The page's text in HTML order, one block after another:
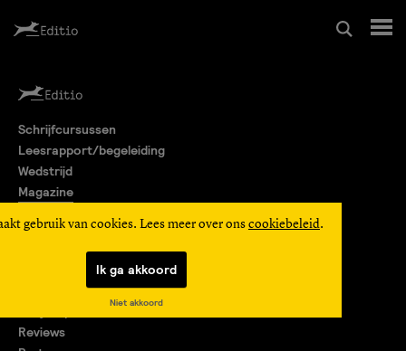
Leesrapport/begeleiding
Wedstrijd
Editio Producties
gebruik van cookies. Lees meer over ons cookiebeleid.
Ik ga akkoord
Niet akkoord
Schrijfcursussen
Leesrapport/begeleiding
Wedstrijd
Magazine
Reviews